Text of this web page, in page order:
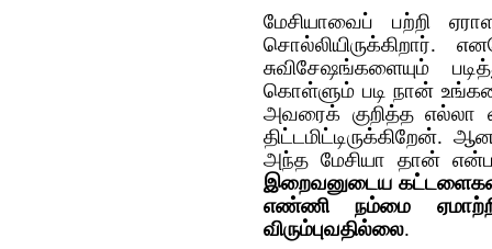
மேசியாவைப் பற்றி
சொல்லியிருக்கிறார்.
சுவிசேஷங்களையும்
கொள்ளும் படி நான்
அவரைக் குறித்த எல்லா
அந்த மேசியா தான்
இறைவனுடைய
எண்ணி நம்மை
விரும்புவதில்லை.